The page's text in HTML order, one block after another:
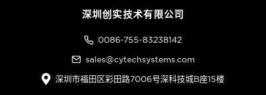
深圳创实技术有限公司
0086-755-83238142
sales@cytechsystems.com
深圳市福田区彩田路7006号深科技城B座15楼